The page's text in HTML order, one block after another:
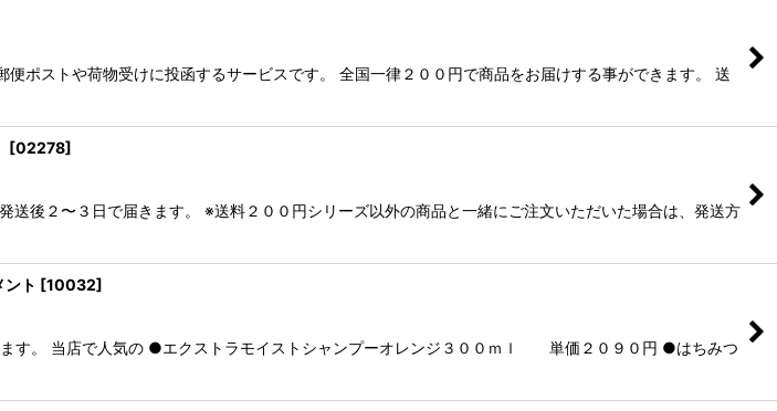
ポストや荷物受けに投函するサービスです。 全国一律２００円で商品をお届けする事ができます。 送
[02278]
後２〜３日で届きます。 ※送料２００円シリーズ以外の商品と一緒にご注文いただいた場合は、発送方
ント [10032]
す。 当店で人気の ●エクストラモイストシャンプーオレンジ３００ｍｌ 単価２０９０円 ●はちみつ